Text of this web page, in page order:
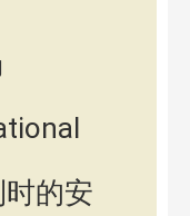
的安